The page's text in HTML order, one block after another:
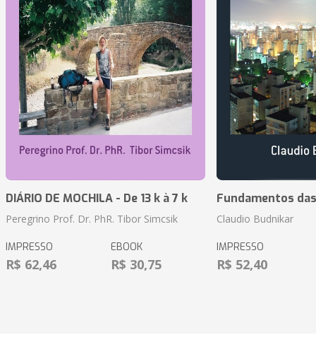
DIÁRIO DE MOCHILA - De 13 k à 7 k
Peregrino Prof. Dr. PhR. Tibor Simcsik
IMPRESSO
R$ 62,46
EBOOK
R$ 30,75
Fundamentos
Claudio Budnikar
IMPRESSO
R$ 52,40